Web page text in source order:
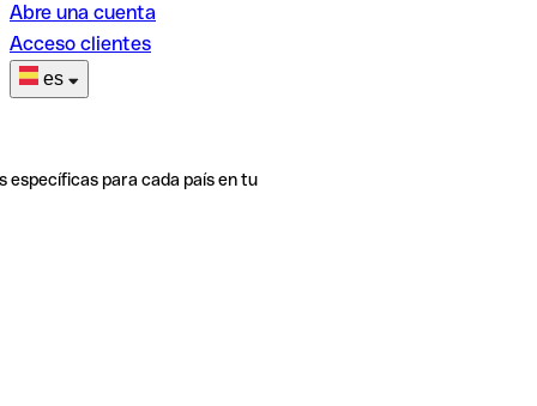
Abre una cuenta
Acceso clientes
es
específicas para cada país en tu